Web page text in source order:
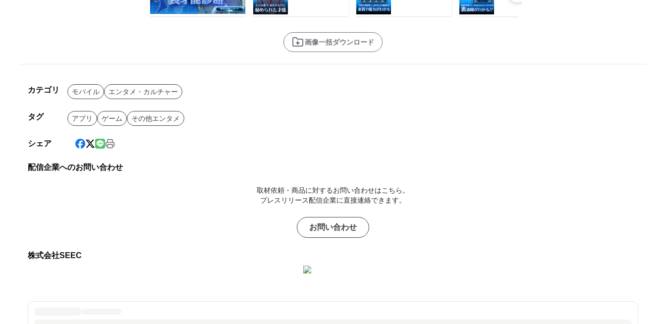
画像一括ダウンロード
カテゴリ モバイル エンタメ・カルチャー
タグ アプリ ゲーム その他エンタメ
シェア
配信企業へのお問い合わせ
取材依頼・商品に対するお問い合わせはこちら。
プレスリリース配信企業に直接連絡できます。
お問い合わせ
株式会社SEEC